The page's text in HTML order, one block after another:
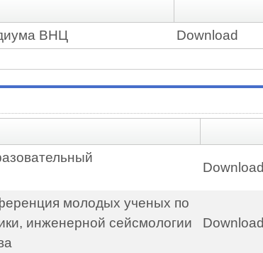
ВНЦ
Download
Download
молодых ученых по
инженерной сейсмологии
Download